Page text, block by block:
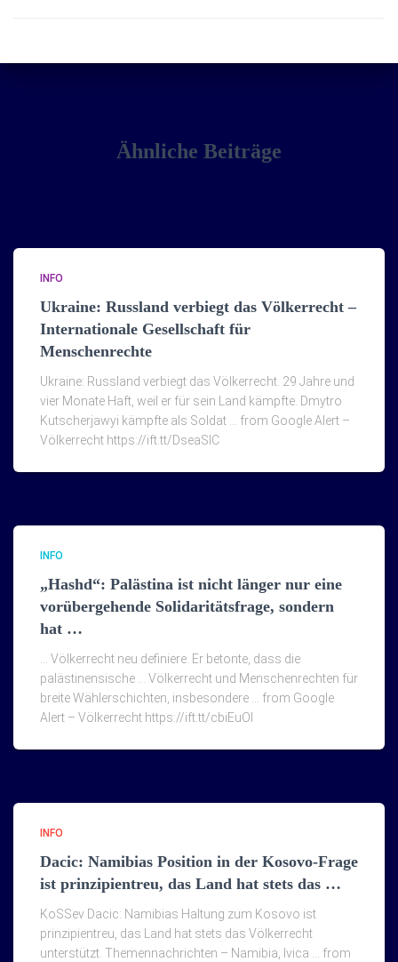
Ähnliche Beiträge
INFO
Ukraine: Russland verbiegt das Völkerrecht –
Internationale Gesellschaft für
Menschenrechte
Ukraine: Russland verbiegt das Völkerrecht. 29 Jahre und
vier Monate Haft, weil er für sein Land kämpfte. Dmytro
Kutscherjawyi kämpfte als Soldat … from Google Alert –
Völkerrecht https://ift.tt/DseaSlC
INFO
„Hashd“: Palästina ist nicht länger nur eine
vorübergehende Solidaritätsfrage, sondern
hat …
… Völkerrecht neu definiere. Er betonte, dass die
palästinensische … Völkerrecht und Menschenrechten für
breite Wählerschichten, insbesondere … from Google
Alert – Völkerrecht https://ift.tt/cbiEuOI
INFO
Dacic: Namibias Position in der Kosovo-Frage
ist prinzipientreu, das Land hat stets das …
KoSSev Dacic: Namibias Haltung zum Kosovo ist
prinzipientreu, das Land hat stets das Völkerrecht
unterstützt. Themennachrichten – Namibia, Ivica … from